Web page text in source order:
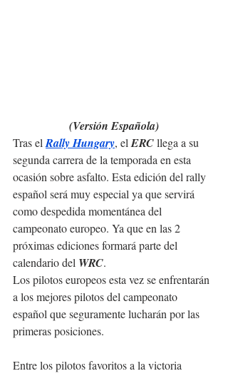
(Versión Española)
Tras el Rally Hungary, el ERC llega a su
segunda carrera de la temporada en esta
ocasión sobre asfalto. Esta edición del rally
español será muy especial ya que servirá
como despedida momentánea del
campeonato europeo. Ya que en las 2
próximas ediciones formará parte del
calendario del WRC.
Los pilotos europeos esta vez se enfrentarán
a los mejores pilotos del campeonato
español que seguramente lucharán por las
primeras posiciones.
Entre los pilotos favoritos a la victoria